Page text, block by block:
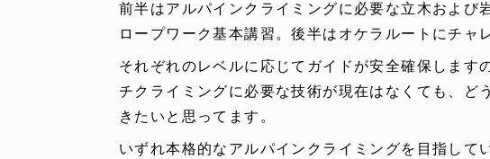
前半はアルパインクライミングに必要な立木および
ロープワーク基本講習。後半はオケラルートにチャ
それぞれのレベルに応じてガイドが安全確保します
チクライミングに必要な技術が現在はなくても、ど
きたいと思ってます。
いずれ本格的なアルパインクライミングを目指して